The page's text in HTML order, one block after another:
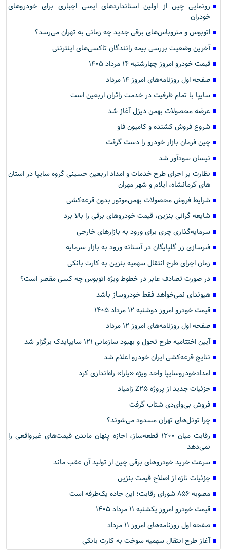
رونمایی چین از اولین استانداردهای ایمنی اجباری برای خودروهای
خودران
اتوبوس و متروباس‌های برقی جدید چه زمانی به تهران می‌رسد؟
آخرین وضعیت بررسی بیمه رانندگان تاکسی‌های اینترنتی
قیمت خودرو امروز چهارشنبه ۱۴ مرداد ۱۴۰۵
صفحه اول روزنامه‌های امروز ۱۴ مرداد
سایپا با تمام ظرفیت در خدمت زائران اربعین است
عرضه محصولات بهمن دیزل آغاز شد
شروع فروش کشنده و کامیون فاو
چین فرمان بازار خودرو را دست گرفت
نیسان سودآور شد
نظارت بر اجرای طرح خدمات و امداد اربعین حسینی گروه سایپا در استان
های کرمانشاه، ایلام و شهر مهران
شرایط فروش محصولات بهمن‌موتور بدون قرعه‌کشی
شایعه گرانی بنزین، قیمت خودروهای برقی را بالا برد
سرمایه‌گذاری چری برای ورود به بازارهای خارجی
فنرسازی زر گلپایگان در آستانه ورود به بازار سرمایه
زمان اجرای طرح انتقال سهمیه بنزین به کارت بانکی
در صورت تصادف عابر در خطوط ویژه اتوبوس چه کسی مقصر است؟
هیوندای نمی‌خواهد فقط خودروساز باشد
قیمت خودرو امروز دوشنبه ۱۲ مرداد ۱۴۰۵
صفحه اول روزنامه‌های امروز ۱۲ مرداد
آیین اختتامیه طرح تحول و بهبود سازمانی ۱۲۱ سایپایدک برگزار شد
نتایج قرعه‌کشی ایران خودرو اعلام شد
امدادخودروسایپا واحد ویژه «یارا» راه‌اندازی کرد
جزئیات جدید از پروژه Z۲۵ زامیاد
فروش بی‌وای‌دی شتاب گرفت
چرا تونل‌های تهران مسدود می‌شوند؟
رقابت میان ۱۲۰۰ قطعه‌ساز، اجازه پنهان ماندن قیمت‌های غیرواقعی را
نمی‌دهد
سرعت خرید خودروهای برقی چین از تولید آن عقب ماند
جزئیات تازه از اصلاح قیمت بنزین
مصوبه ۸۵۶ شورای رقابت؛ این جاده یک‌طرفه است
قیمت خودرو امروز یکشنبه ۱۱ مرداد ۱۴۰۵
صفحه اول روزنامه‌های امروز ۱۱ مرداد
آغاز طرح انتقال سهمیه سوخت به کارت بانکی